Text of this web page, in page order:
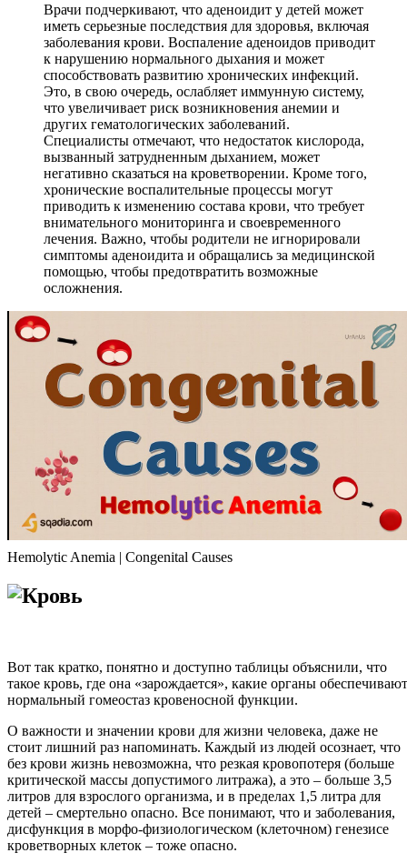
Врачи подчеркивают, что аденоидит у детей может
иметь серьезные последствия для здоровья, включая
заболевания крови. Воспаление аденоидов приводит
к нарушению нормального дыхания и может
способствовать развитию хронических инфекций.
Это, в свою очередь, ослабляет иммунную систему,
что увеличивает риск возникновения анемии и
других гематологических заболеваний.
Специалисты отмечают, что недостаток кислорода,
вызванный затрудненным дыханием, может
негативно сказаться на кроветворении. Кроме того,
хронические воспалительные процессы могут
приводить к изменению состава крови, что требует
внимательного мониторинга и своевременного
лечения. Важно, чтобы родители не игнорировали
симптомы аденоидита и обращались за медицинской
помощью, чтобы предотвратить возможные
осложнения.
Hemolytic Anemia | Congenital Causes
Вот так кратко, понятно и доступно таблицы объяснили, что
такое кровь, где она «зарождается», какие органы обеспечивают
нормальный гомеостаз кровеносной функции.
О важности и значении крови для жизни человека, даже не
стоит лишний раз напоминать. Каждый из людей осознает, что
без крови жизнь невозможна, что резкая кровопотеря (больше
критической массы допустимого литража), а это – больше 3,5
литров для взрослого организма, и в пределах 1,5 литра для
детей – смертельно опасно. Все понимают, что и заболевания,
дисфункция в морфо-физиологическом (клеточном) генезисе
кроветворных клеток – тоже опасно.